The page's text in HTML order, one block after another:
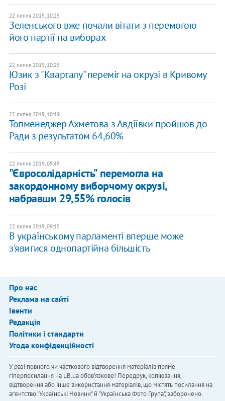
22 липня 2019, 10:25
Зеленського вже почали вітати з перемогою
його партії на виборах
22 липня 2019, 10:25
Юзик з "Кварталу" переміг на окрузі в Кривому
Розі
22 липня 2019, 10:19
Топменеджер Ахметова з Авдіївки пройшов до
Ради з результатом 64,60%
22 липня 2019, 09:49
"Євросолідарність" перемогла на
закордонному виборчому окрузі,
набравши 29,55% голосів
22 липня 2019, 09:15
В українському парламенті вперше може
з'явитися однопартійна більшість
Про нас
Реклама на сайті
Івенти
Редакція
Політики і стандарти
Угода конфіденційності
У разі повного чи часткового відтворення матеріалів пряме
гіперпосилання на LB.ua обов'язкове! Передрук, копіювання,
відтворення або інше використання матеріалів, що містять посилання на
агентство "Українськi Новини" й "Українська Фото Група", заборонено.